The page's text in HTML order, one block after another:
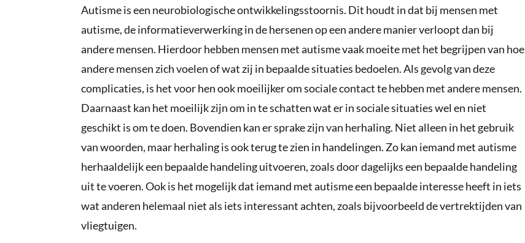
Autisme is een neurobiologische ontwikkelingsstoornis. Dit houdt in dat bij mensen met
autisme, de informatieverwerking in de hersenen op een andere manier verloopt dan bij
andere mensen. Hierdoor hebben mensen met autisme vaak moeite met het begrijpen van hoe
andere mensen zich voelen of wat zij in bepaalde situaties bedoelen. Als gevolg van deze
complicaties, is het voor hen ook moeilijker om sociale contact te hebben met andere mensen.
Daarnaast kan het moeilijk zijn om in te schatten wat er in sociale situaties wel en niet
geschikt is om te doen. Bovendien kan er sprake zijn van herhaling. Niet alleen in het gebruik
van woorden, maar herhaling is ook terug te zien in handelingen. Zo kan iemand met autisme
herhaaldelijk een bepaalde handeling uitvoeren, zoals door dagelijks een bepaalde handeling
uit te voeren. Ook is het mogelijk dat iemand met autisme een bepaalde interesse heeft in iets
wat anderen helemaal niet als iets interessant achten, zoals bijvoorbeeld de vertrektijden van
vliegtuigen.